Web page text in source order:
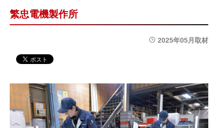
繁忠電機製作所
2025年05月取材